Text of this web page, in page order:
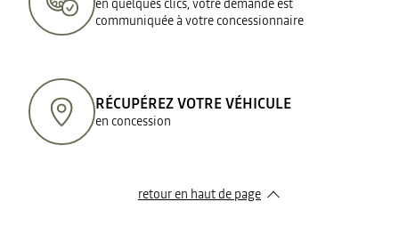
communiquée à votre concessionnaire
RÉCUPÉREZ VOTRE VÉHICULE
en concession
retour en haut de page​